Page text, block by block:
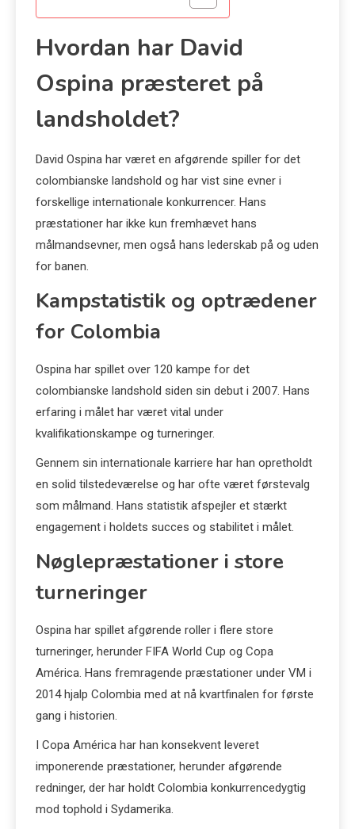
Hvordan har David
Ospina præsteret på
landsholdet?
David Ospina har været en afgørende spiller for det
colombianske landshold og har vist sine evner i
forskellige internationale konkurrencer. Hans
præstationer har ikke kun fremhævet hans
målmandsevner, men også hans lederskab på og uden
for banen.
Kampstatistik og optrædener
for Colombia
Ospina har spillet over 120 kampe for det
colombianske landshold siden sin debut i 2007. Hans
erfaring i målet har været vital under
kvalifikationskampe og turneringer.
Gennem sin internationale karriere har han opretholdt
en solid tilstedeværelse og har ofte været førstevalg
som målmand. Hans statistik afspejler et stærkt
engagement i holdets succes og stabilitet i målet.
Nøglepræstationer i store
turneringer
Ospina har spillet afgørende roller i flere store
turneringer, herunder FIFA World Cup og Copa
América. Hans fremragende præstationer under VM i
2014 hjalp Colombia med at nå kvartfinalen for første
gang i historien.
I Copa América har han konsekvent leveret
imponerende præstationer, herunder afgørende
redninger, der har holdt Colombia konkurrencedygtig
mod tophold i Sydamerika.